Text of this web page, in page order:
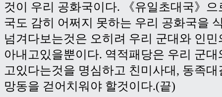
것이 우리 공화국이다. 《유일초대국》
국도 감히 어쩌지 못하는 우리 공화국을
넘겨다보는것은 오히려 우리 군대와 인
아내고있을뿐이다. 역적패당은 우리 군
고있다는것을 명심하고 친미사대, 동족
망동을 걷어치워야 할것이다.(끝)